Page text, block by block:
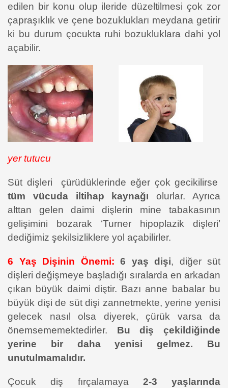
edilen bir konu olup ileride düzeltilmesi çok zor
çapraşıklık ve çene bozuklukları meydana getirir
ki bu durum çocukta ruhi bozukluklara dahi yol
açabilir.
yer tutucu
Süt dişleri çürüdüklerinde eğer çok gecikilirse
tüm vücuda iltihap kaynağı olurlar. Ayrıca
alttan gelen daimi dişlerin mine tabakasının
gelişimini bozarak ‘Turner hipoplazik dişleri’
dediğimiz şekilsizliklere yol açabilirler.
6 Yaş Dişinin Önemi: 6 yaş dişi, diğer süt
dişleri değişmeye başladığı sıralarda en arkadan
çıkan büyük daimi diştir. Bazı anne babalar bu
büyük dişi de süt dişi zannetmekte, yerine yenisi
gelecek nasıl olsa diyerek, çürük varsa da
önemsememektedirler. Bu diş çekildiğinde
yerine bir daha yenisi gelmez. Bu
unutulmamalıdır.
Çocuk diş fırçalamaya 2-3 yaşlarında